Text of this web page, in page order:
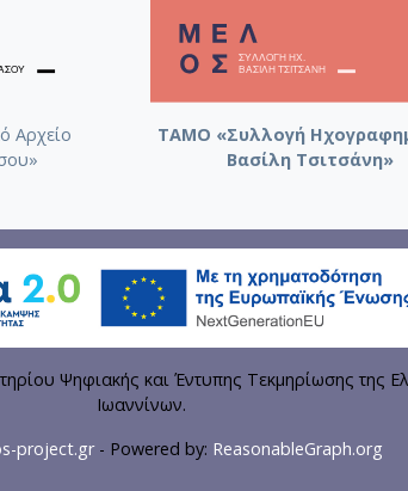
Αρχείο
ΤΑΜΟ «Συλλογή
Βασίλη Τσιτσάνη»
Ψηφιακής και Έντυπης Τεκμηρίωσης της
Ιωαννίνων.
project.gr- Powered by: ReasonableGraph.org